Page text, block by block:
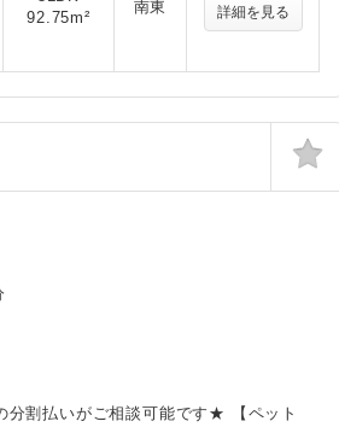
92.75m²
南東 詳細を見る
割払いがご相談可能です★ 【ペット